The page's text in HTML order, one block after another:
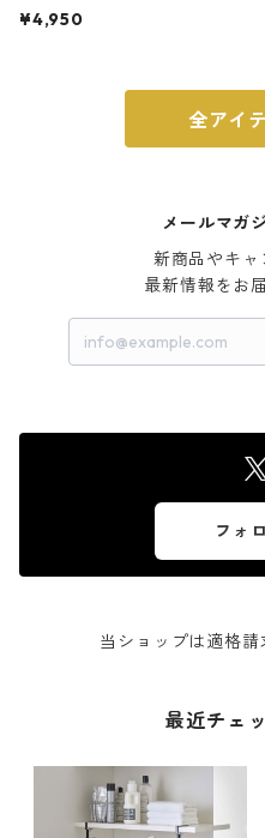
ト 3号 ブラック
¥4,950
全アイ
メールマガ
新商品やキャ
最新情報をお
フォ
当ショップは適格請
最近チェ